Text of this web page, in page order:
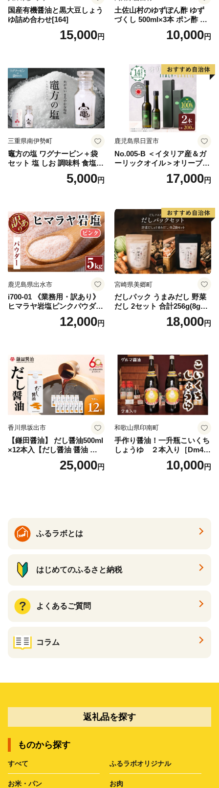
国産有機醤油と黒大豆しょう
ゆ詰め合わせ[164]
15,000円
土佐山村のゆずぽん酢 ゆず
づくし 500ml×3本 ポン酢 ポ
ンズ ゆず 柚子 調味料 さっぱ
り 美味しい おいしい 鍋 しゃ
10,000円
三重県南伊勢町
竈方の塩 ワグナービン＋袋
セット 塩 しお 調味料 食塩
天然 ミネラル 調味料 ソルト
salt 料理 味付 おにぎり 三重
5,000円
鹿児島県日置市
No.005-B ＜イタリア産＆ガ
ーリックオイル＞オリーブオ
イルセット(200ml×2本) 日置
市 特産品 調味料 油 エキスト
ブ】
17,000円
鹿児島県出水市
i700-01 《業務用・訳あり》
ヒマラヤ岩塩ピンクパウダー
タイプ(5kg) 岩塩 塩 調味料
しお 保存料不使用 天然 パウ
ティースマイル】
12,000円
宮崎県美郷町
だしパック うまみだし 野菜
だし 2セット 合計256g(8g×8
パック×2種×2セット) [岡田商
店 宮崎県 美郷町 31ac0069]
18,000円
香川県坂出市
【鎌田醤油】 だし醤油500ml
×12本入【だし醤油 醤油 人気
おすすめ 人気だし醤油 出汁
25,000円
和歌山県印南町
手作り醤油！一升瓶こいくち
しょうゆ ２本入り［Dm4］
｜手作り 醤油 和歌山県 印南
町 一升瓶 こいくちしょうゆ
10,000円
ふるラボとは
はじめてのふるさと納税
よくあるご質問
コラム
返礼品を探す
ものから探す
すべて ふるラボオリジナル
お米・パン お肉